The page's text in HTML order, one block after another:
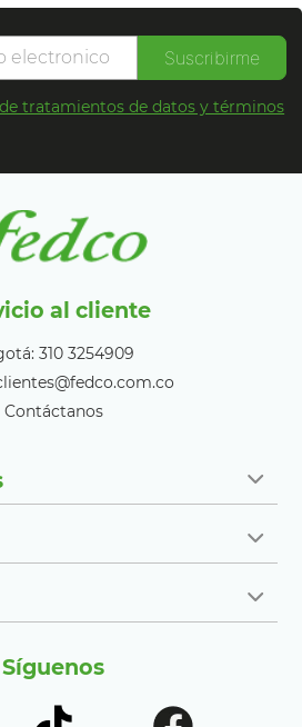
Suscribirme
tratamientos de datos y términos
al cliente
310 3254909
Contáctanos
Síguenos